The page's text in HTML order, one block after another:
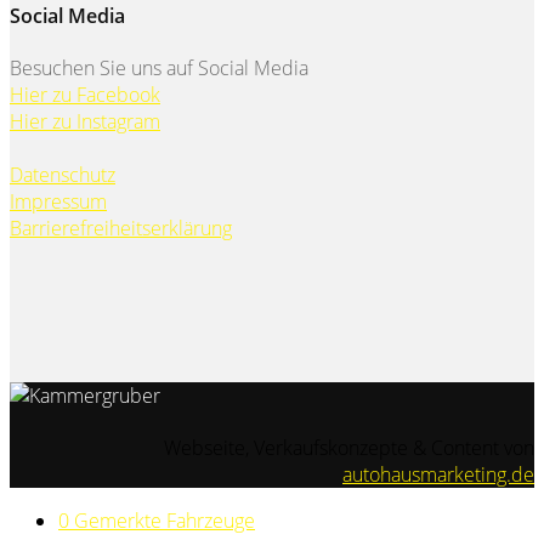
Social Media
Besuchen Sie uns auf Social Media
Hier zu Facebook
Hier zu Instagram
Datenschutz
Impressum
Barrierefreiheitserklärung
autohausmarketing.de
0 Gemerkte Fahrzeuge